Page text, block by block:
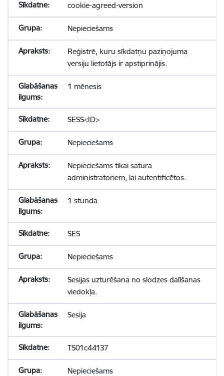
cookie-agreed-version
Nepieciešams
Reģistrē, kuru sīkdatņu paziņojuma
versiju lietotājs ir apstiprinājis.
1 mēnesis
SESS<ID>
Nepieciešams
Nepieciešams tikai satura
administratoriem, lai autentificētos.
1 stunda
SES
Nepieciešams
Sesijas uzturēšana no slodzes dalīšanas
viedokļa.
Sesija
TS01c44137
Nepieciešams